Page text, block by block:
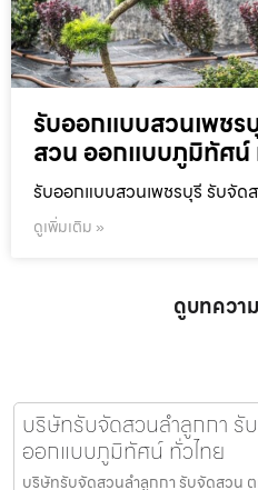
รับออกแบบสวนเพช
สวน ออกแบบภูมิทัศน์
รับออกแบบสวนเพชรบุรี รับจัด
ดูเพิ่มเติม »
ดูบทควา
บริษัทรับจัดสวนลำลูกกา รั
ออกแบบภูมิทัศน์ ทั่วไทย
บริษัทรับจัดสวนลำลูกกา รับจัดสวน